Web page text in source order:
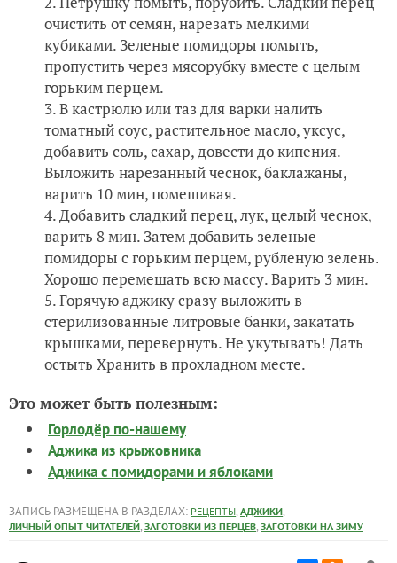
очистить от семян, нарезать мелкими
кубиками. Зеленые помидоры помыть,
пропустить через мясорубку вместе с целым
горьким перцем.
В кастрюлю или таз для варки налить
томатный соус, растительное масло, уксус,
добавить соль, сахар, довести до кипения.
Выложить нарезанный чеснок, баклажаны,
варить 10 мин, помешивая.
Добавить сладкий перец, лук, целый чеснок,
варить 8 мин. Затем добавить зеленые
помидоры с горьким перцем, рубленую зелень.
Хорошо перемешать всю массу. Варить 3 мин.
Горячую аджику сразу выложить в
стерилизованные литровые банки, закатать
крышками, перевернуть. Не укутывать! Дать
остыть Хранить в прохладном месте.
Это может быть полезным:
Горлодёр по-нашему
Аджика из крыжовника
Аджика с помидорами и яблоками
ЗАПИСЬ РАЗМЕЩЕНА В РАЗДЕЛАХ: РЕЦЕПТЫ, АДЖИКИ,
ЛИЧНЫЙ ОПЫТ ЧИТАТЕЛЕЙ, ЗАГОТОВКИ ИЗ ПЕРЦЕВ, ЗАГОТОВКИ НА ЗИМУ